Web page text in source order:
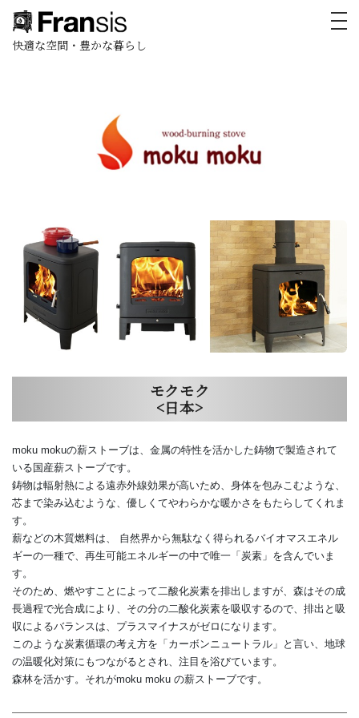
快適な空間・豊かな暮らし
モクモク
<日本>
moku mokuの薪ストーブは、金属の特性を活かした鋳物で製造されて
いる国産薪ストーブです。
鋳物は輻射熱による遠赤外線効果が高いため、身体を包みこむような、
芯まで染み込むような、優しくてやわらかな暖かさをもたらしてくれま
す。
薪などの木質燃料は、 自然界から無駄なく得られるバイオマスエネル
ギーの一種で、再生可能エネルギーの中で唯一「炭素」を含んでいま
す。
そのため、燃やすことによって二酸化炭素を排出しますが、森はその成
長過程で光合成により、その分の二酸化炭素を吸収するので、排出と吸
収によるバランスは、プラスマイナスがゼロになります。
このような炭素循環の考え方を「カーボンニュートラル」と言い、地球
の温暖化対策にもつながるとされ、注目を浴びています。
森林を活かす。それがmoku moku の薪ストーブです。